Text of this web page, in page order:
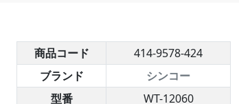
商品コード
414-9578-424
ブランド
シンコー
型番
WT-12060